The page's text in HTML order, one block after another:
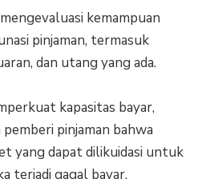
kemampuan
pinjaman, termasuk
dan utang yang ada.
kapasitas bayar,
pinjaman bahwa
yang dapat dilikuidasi untuk
terjadi gagal bayar.